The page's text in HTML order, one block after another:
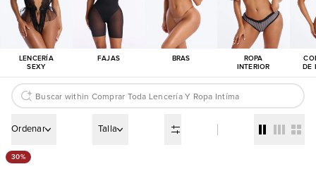
LENCERÍA
SEXY
FAJAS BRAS
ROPA
INTERIOR
DE
Ordenar Talla
30%